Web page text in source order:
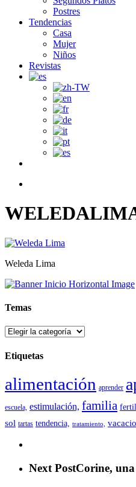
Postres
Tendencias
Casa
Mujer
Niños
Revistas
Weleda Lima
Temas
Temas
Etiquetas
alimentación aprender
escuela, estimulación, familia
sol tartas tendencia, tratamiento,
Next PostCorine,